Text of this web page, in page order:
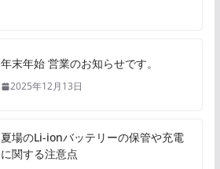
年末年始 営業のお知らせです。
2025年12月13日
夏場のLi-ionバッテリーの保管や充電
に関する注意点